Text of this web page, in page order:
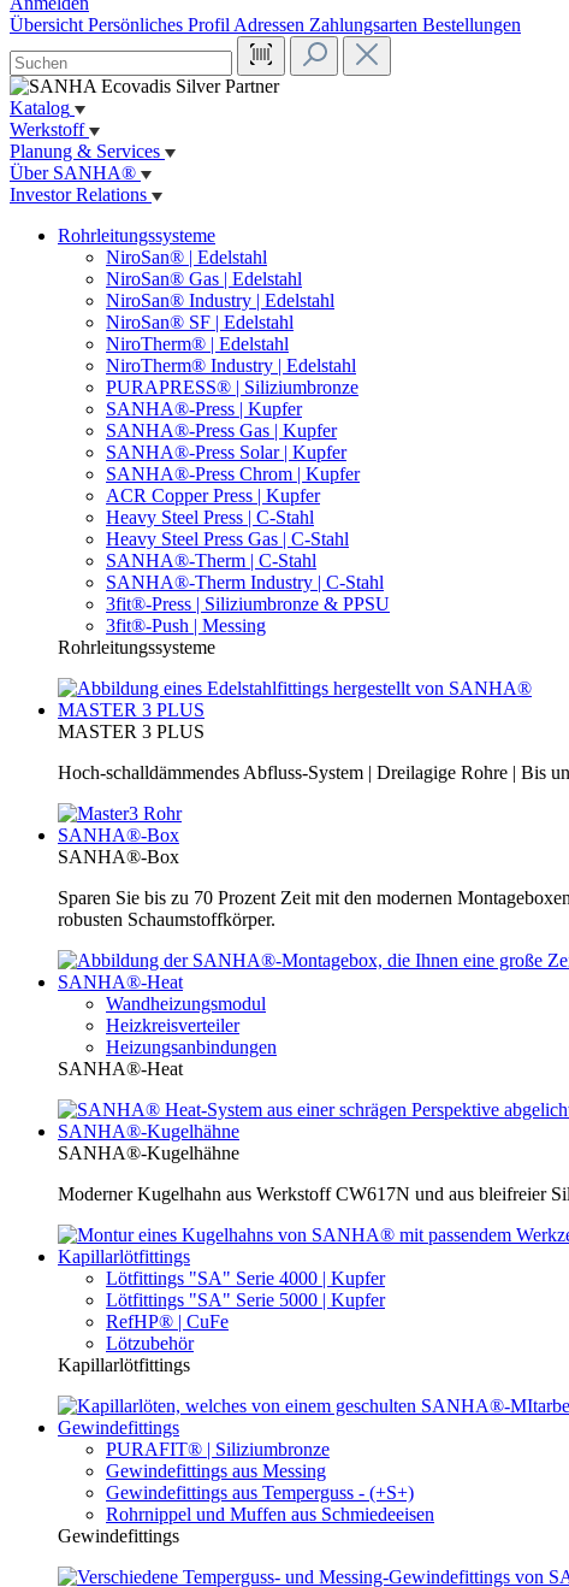
Übersicht Persönliches Profil Adressen Zahlungsarten Bestellungen
Katalog
Werkstoff
Planung & Services
Über SANHA®
Investor Relations
Rohrleitungssysteme
NiroSan® | Edelstahl
NiroSan® Gas | Edelstahl
NiroSan® Industry | Edelstahl
NiroSan® SF | Edelstahl
NiroTherm® | Edelstahl
NiroTherm® Industry | Edelstahl
PURAPRESS® | Siliziumbronze
SANHA®-Press | Kupfer
SANHA®-Press Gas | Kupfer
SANHA®-Press Solar | Kupfer
SANHA®-Press Chrom | Kupfer
ACR Copper Press | Kupfer
Heavy Steel Press | C-Stahl
Heavy Steel Press Gas | C-Stahl
SANHA®-Therm | C-Stahl
SANHA®-Therm Industry | C-Stahl
3fit®-Press | Siliziumbronze & PPSU
3fit®-Push | Messing
Rohrleitungssysteme
MASTER 3 PLUS
MASTER 3 PLUS
Hoch-schalldämmendes Abfluss-System | Dreilagige Rohre | Bis
SANHA®-Box
SANHA®-Box
Sparen Sie bis zu 70 Prozent Zeit mit den modernen
robusten Schaumstoffkörper.
SANHA®-Heat
Wandheizungsmodul
Heizkreisverteiler
Heizungsanbindungen
SANHA®-Heat
SANHA®-Kugelhähne
SANHA®-Kugelhähne
Moderner Kugelhahn aus Werkstoff CW617N und aus bleifreier
Kapillarlötfittings
Lötfittings "SA" Serie 4000 | Kupfer
Lötfittings "SA" Serie 5000 | Kupfer
RefHP® | CuFe
Lötzubehör
Kapillarlötfittings
Gewindefittings
PURAFIT® | Siliziumbronze
Gewindefittings aus Messing
Gewindefittings aus Temperguss - (+S+)
Rohrnippel und Muffen aus Schmiedeeisen
Gewindefittings